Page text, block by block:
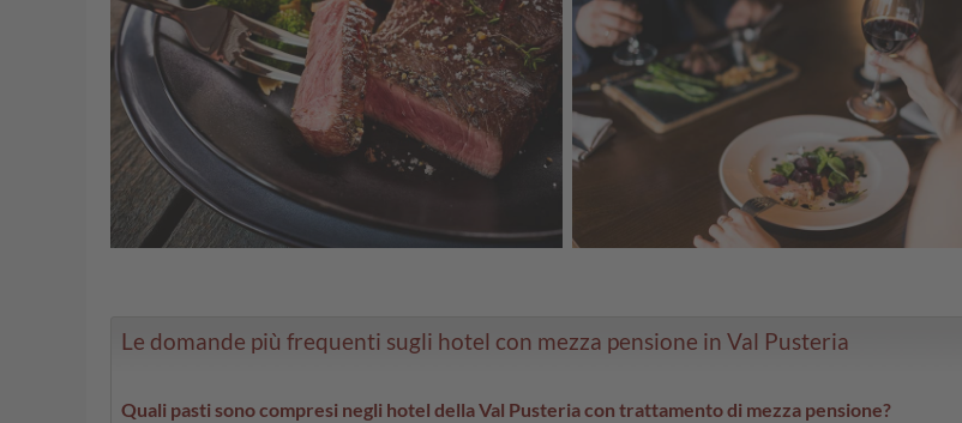
Le domande più frequenti sugli hotel con mezza pensione in Val Pusteria
Quali pasti sono compresi negli hotel della Val Pusteria con trattamento di mezza pensione?